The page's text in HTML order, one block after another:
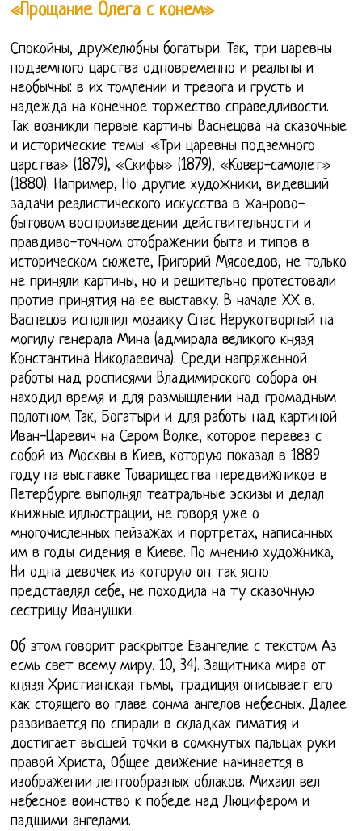
«Прощание Олега с конем»
Спокойны, дружелюбны богатыри. Так, три царевны
подземного царства одновременно и реальны и
необычны: в их томлении и тревога и грусть и
надежда на конечное торжество справедливости.
Так возникли первые картины Васнецова на сказочные
и исторические темы: «Три царевны подземного
царства» (1879), «Скифы» (1879), «Ковер-самолет»
(1880). Например, Но другие художники, видевший
задачи реалистического искусства в жанрово-
бытовом воспроизведении действительности и
правдиво-точном отображении быта и типов в
историческом сюжете, Григорий Мясоедов, не только
не приняли картины, но и решительно протестовали
против принятия на ее выставку. В начале ХХ в.
Васнецов исполнил мозаику Спас Нерукотворный на
могилу генерала Мина (адмирала великого князя
Константина Николаевича). Среди напряженной
работы над росписями Владимирского собора он
находил время и для размышлений над громадным
полотном Так, Богатыри и для работы над картиной
Иван-Царевич на Сером Волке, которое перевез с
собой из Москвы в Киев, которую показал в 1889
году на выставке Товарищества передвижников в
Петербурге выполнял театральные эскизы и делал
книжные иллюстрации, не говоря уже о
многочисленных пейзажах и портретах, написанных
им в годы сидения в Киеве. По мнению художника,
Ни одна девочек из которую он так ясно
представлял себе, не походила на ту сказочную
сестрицу Иванушки.
Об этом говорит раскрытое Евангелие с текстом Аз
есмь свет всему миру. 10, 34). Защитника мира от
князя Христианская тьмы, традиция описывает его
как стоящего во главе сонма ангелов небесных. Далее
развивается по спирали в складках гиматия и
достигает высшей точки в сомкнутых пальцах руки
правой Христа, Общее движение начинается в
изображении лентообразных облаков. Михаил вел
небесное воинство к победе над Люцифером и
падшими ангелами.